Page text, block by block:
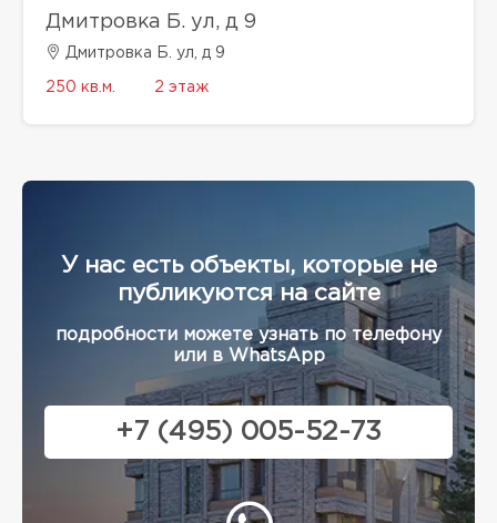
Дмитровка Б. ул, д 9
Дмитровка Б. ул, д 9
250 кв.м. 2 этаж
У нас есть объекты, которые не
публикуются на сайте
подробности можете узнать по телефону
или в WhatsApp
+7 (495) 005-52-73